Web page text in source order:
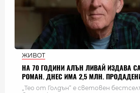
ЖИВОТ
НА 70 ГОДИНИ АЛЪН ЛИВАЙ ИЗДАВА
РОМАН. ДНЕС ИМА 2,5 МЛН.
„Тео от Голдън“ е световен